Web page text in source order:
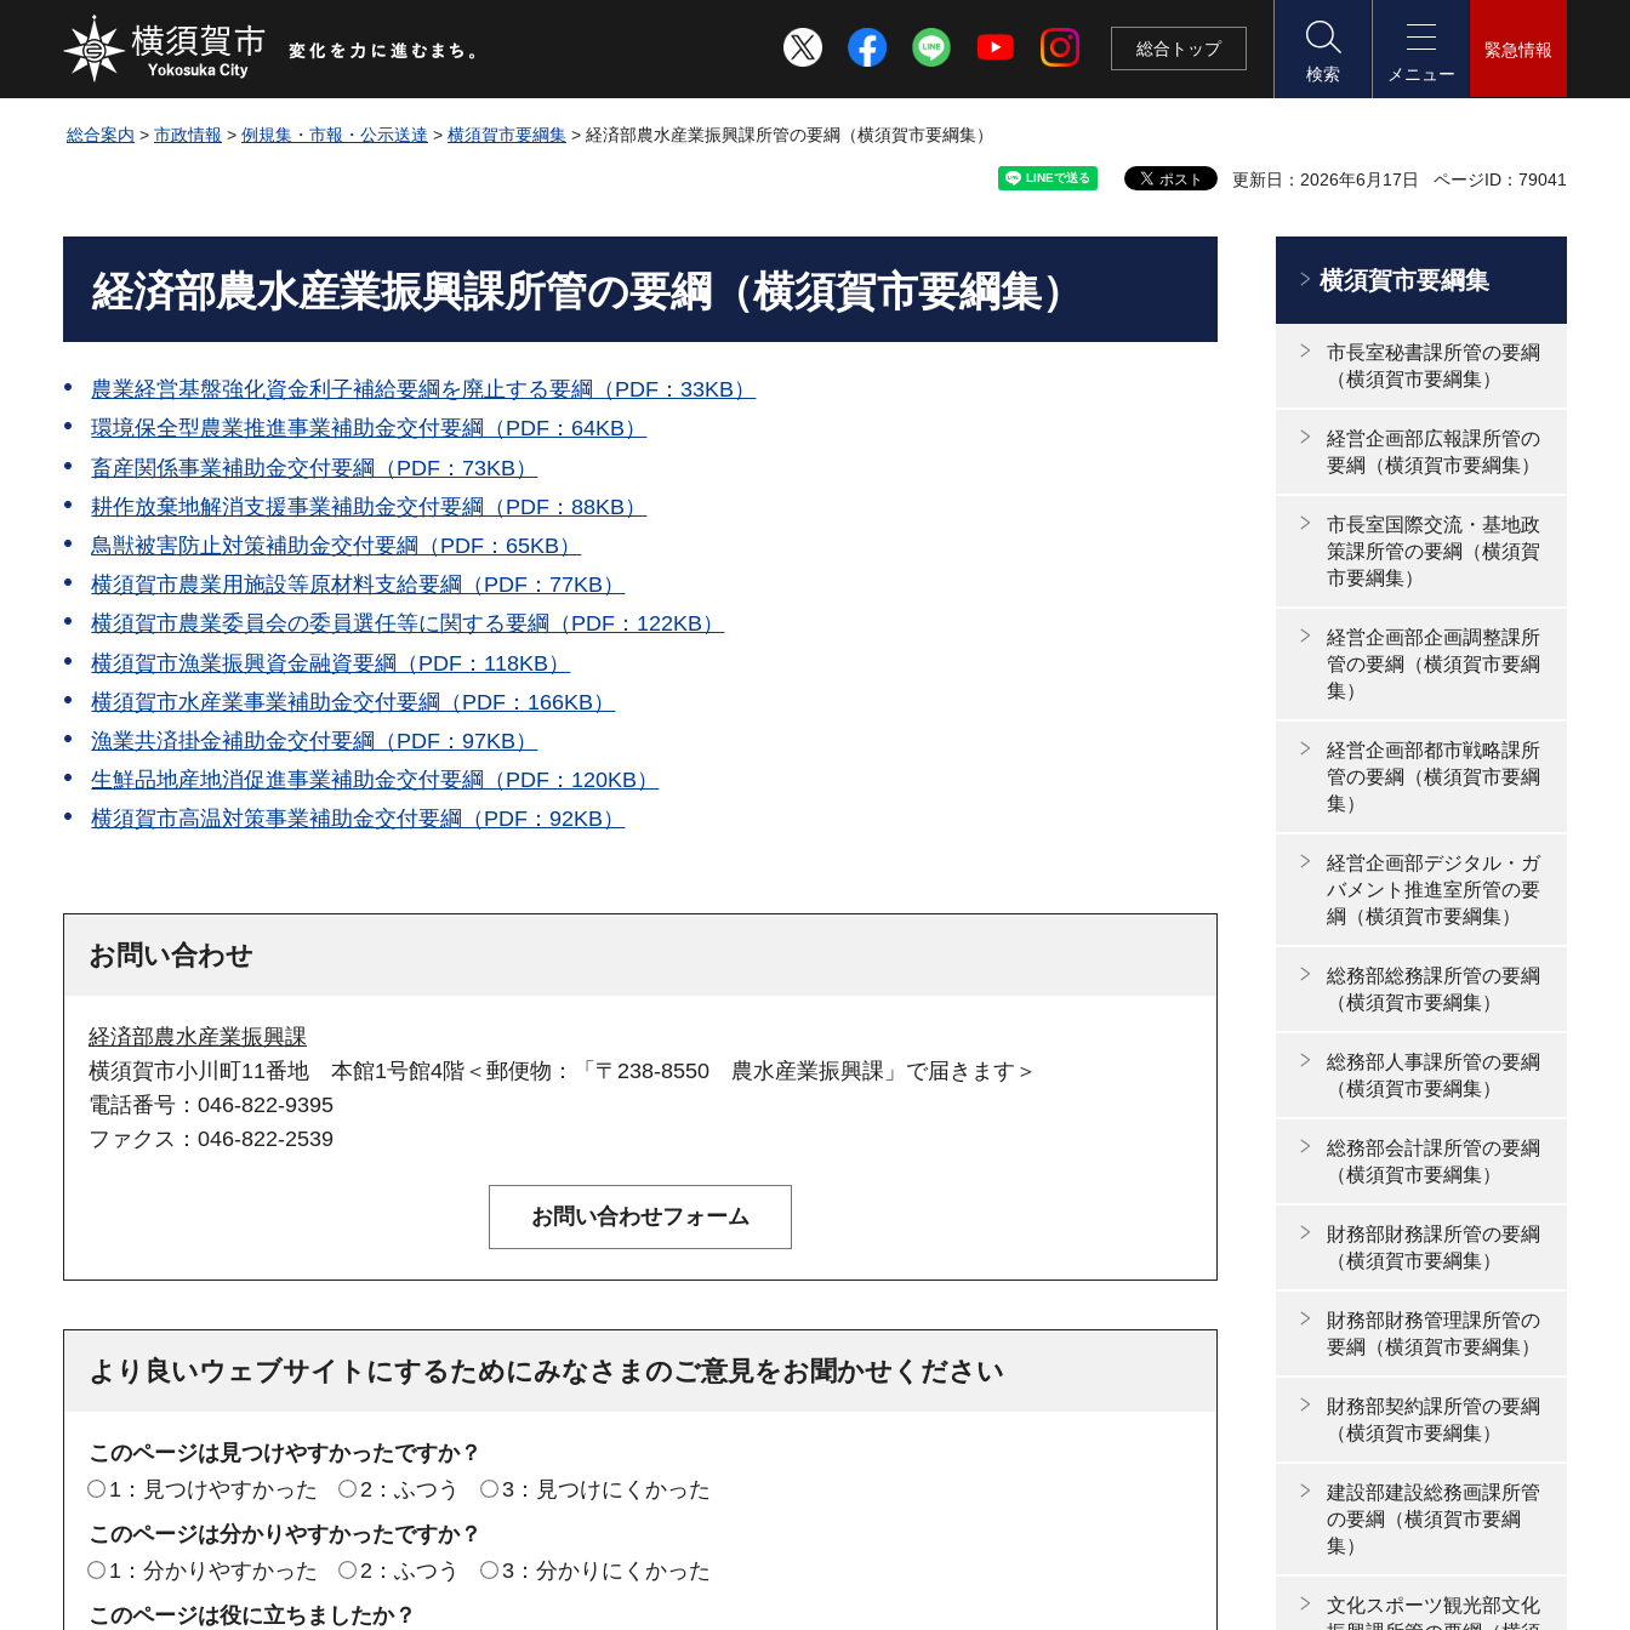
総合 トップ
検索
メニュー
緊急情報
総合案内 > 市政情報 > 例規集・市報・公示送達 > 横須賀市要綱集 > 経済部農水産業振興課所管の要綱（横須賀市要綱集）
更新日：2026年6月17日 ページID：79041
経済部農水産業振興課所管の要綱（横須賀市要綱集）
農業経営基盤強化資金利子補給要綱を廃止する要綱（PDF：33KB）
環境保全型農業推進事業補助金交付要綱（PDF：64KB）
畜産関係事業補助金交付要綱（PDF：73KB）
耕作放棄地解消支援事業補助金交付要綱（PDF：88KB）
鳥獣被害防止対策補助金交付要綱（PDF：65KB）
横須賀市農業用施設等原材料支給要綱（PDF：77KB）
横須賀市農業委員会の委員選任等に関する要綱（PDF：122KB）
横須賀市漁業振興資金融資要綱（PDF：118KB）
横須賀市水産業事業補助金交付要綱（PDF：166KB）
漁業共済掛金補助金交付要綱（PDF：97KB）
生鮮品地産地消促進事業補助金交付要綱（PDF：120KB）
横須賀市高温対策事業補助金交付要綱（PDF：92KB）
お問い合わせ
経済部農水産業振興課
横須賀市小川町11番地 本館1号館4階＜郵便物：「〒238-8550 農水産業振興課」で届きます＞
電話番号：046-822-9395
ファクス：046-822-2539
より良いウェブサイトにするためにみなさまのご意見をお聞かせください
このページは見つけやすかったですか？
1：見つけやすかった
2：ふつう
3：見つけにくかった
このページは分かりやすかったですか？
1：分かりやすかった
2：ふつう
3：分かりにくかった
このページは役に立ちましたか？
横須賀市要綱集
市長室秘書課所管の要綱
（横須賀市要綱集）
経営企画部広報課所管の
要綱（横須賀市要綱集）
市長室国際交流・基地政
策課所管の要綱（横須賀
市要綱集）
経営企画部企画調整課所
管の要綱（横須賀市要綱
集）
経営企画部都市戦略課所
管の要綱（横須賀市要綱
集）
経営企画部デジタル・ガ
バメント推進室所管の要
綱（横須賀市要綱集）
総務部総務課所管の要綱
（横須賀市要綱集）
総務部人事課所管の要綱
（横須賀市要綱集）
総務部会計課所管の要綱
（横須賀市要綱集）
財務部財務課所管の要綱
（横須賀市要綱集）
財務部財務管理課所管の
要綱（横須賀市要綱集）
財務部契約課所管の要綱
（横須賀市要綱集）
建設部建設総務画課所管
の要綱（横須賀市要綱
集）
文化スポーツ観光部文化